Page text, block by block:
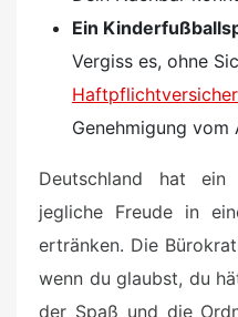
Ein
Vergiss es, ohne
Genehmigung
Deutschland hat ein
jegliche Freude in
ertränken. Die
wenn du glaubst, du
der Spaß und die